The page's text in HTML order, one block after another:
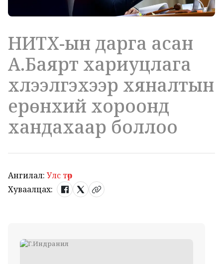
НИТХ-ын дарга асан
А.Баярт хариуцлага
хүлээлгэхээр хяналтын
ерөнхий хороонд
хандахаар боллоо
Ангилал: Улс төр
Хуваалцах: